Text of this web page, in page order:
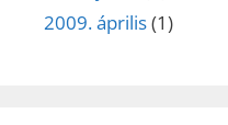
2009. április(1)